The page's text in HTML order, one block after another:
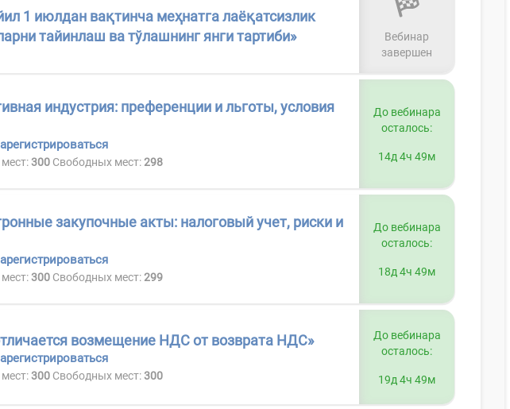
1 июлдан вақтинча меҳнатга лаёқатсизлик
тайинлаш ва тўлашнинг янги тартиби»
Вебинар
завершен
индустрия: преференции и льготы, условия
мест:300 Свободных мест:298
До вебинара
осталось:
14д 4ч 49м
закупочные акты: налоговый учет, риски и
мест:300 Свободных мест:299
До вебинара
осталось:
18д 4ч 49м
возмещение НДС от возврата НДС»
мест:300 Свободных мест:300
До вебинара
осталось:
19д 4ч 49м